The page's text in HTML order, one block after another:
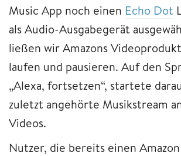
Music App noch einen Echo Dot
als Audio-Ausgabegerät
ließen wir Amazons
laufen und pausieren. Auf den
„Alexa, fortsetzen“, startete
zuletzt angehörte Musikstream
Videos.
Nutzer, die bereits einen